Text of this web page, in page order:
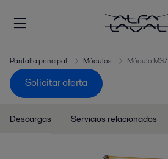
Pantalla principal Módulos Módulo M37
Solicitar oferta
Descargas Servicios relacionados